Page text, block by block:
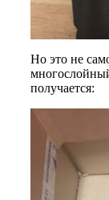
Но это не
получается: